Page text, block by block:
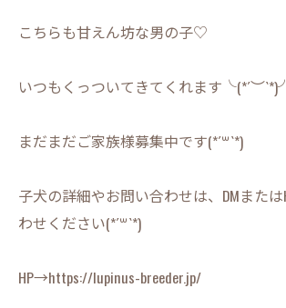
こちらも甘えん坊な男の子♡
いつもくっついてきてくれます
まだまだご家族様募集中です(*´꒳`*)
子犬の詳細やお問い合わせは、DMまた
わせください(*´꒳`*)
HP→https://lupinus-breeder.jp/